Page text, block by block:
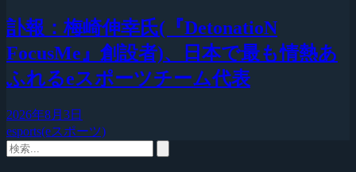
訃報：梅崎伸幸氏(『DetonatioN
FocusMe』創設者)、日本で最も情熱あ
ふれるeスポーツチーム代表
2026年8月3日
esports(eスポーツ)